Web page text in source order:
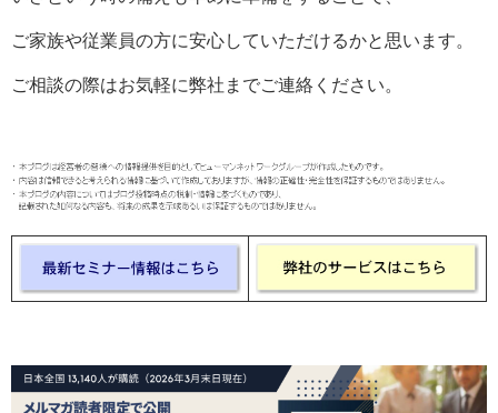
ご家族や従業員の方に安心していただけるかと思います。
ご相談の際はお気軽に弊社までご連絡ください。